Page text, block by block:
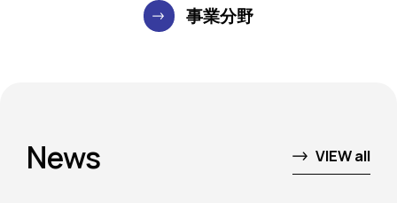
事業分野
News VIEW all